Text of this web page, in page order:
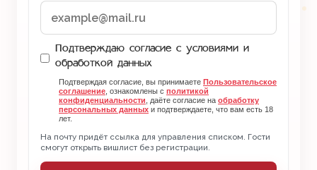
Подтверждаю согласие с условиями и
обработкой данных
Подтверждая согласие, вы принимаете Пользовательское
соглашение , ознакомлены с политикой
конфиденциальности , даёте согласие на обработку
персональных данных и подтверждаете, что вам есть 18
лет.
На почту придёт ссылка для управления списком. Гости
смогут открыть вишлист без регистрации.